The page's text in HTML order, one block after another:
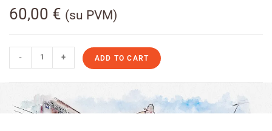
60,00 € (su PVM)
- + ADD TO CART